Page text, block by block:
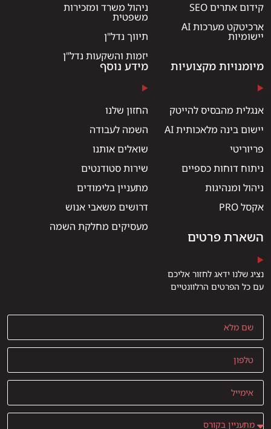
קידום אתרים SEO
ארכיטקט מערכות AI
יישומיות
ניהול משרד ומזכירות
משפטית
תיווך נדל"ן
יזמות והשקעות נדל"ן
מיומנויות מקצועיות
אנגלית מהבסיס להייטק
יישום בינה מלאכותית AI
פריוריטי
ניתוח דוחות כספיים
ניהול ומנהיגות
אקסל PRO
מידע נוסף
החזון שלנו
השמה לעבודה
שואלים אותנו
שירות סטודנטים
מתעניין בלימודים
דרושים משאבי אנוש
מעסיקים מחלקת השמה
השארת פרטים
נציג שלנו ידאג לחזור אליכם
עם כל הפרטים הרלוונטיים